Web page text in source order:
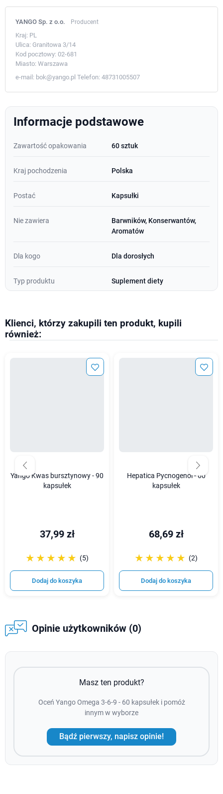
YANGO Sp. z o.o. Producent
Kraj: PL
Ulica: Granitowa 3/14
Kod pocztowy: 02-681
Miasto: Warszawa
e-mail: bok@yango.pl Telefon: 48731005507
Informacje podstawowe
Zawartość opakowania 60 sztuk
Kraj pochodzenia Polska
Postać Kapsułki
Nie zawiera
Barwników, Konserwantów,
Aromatów
Dla kogo Dla dorosłych
Typ produktu Suplement diety
Klienci, którzy zakupili ten produkt, kupili
również:
Yango Kwas bursztynowy - 90
kapsułek
37,99 zł
☆☆☆☆☆
★★★★★ (5)
Dodaj do koszyka
Hepatica Pycnogenol - 60
kapsułek
68,69 zł
☆☆☆☆☆
★★★★★ (2)
Dodaj do koszyka
Opinie użytkowników (0)
Masz ten produkt?
Oceń Yango Omega 3-6-9 - 60 kapsułek i pomóż
innym w wyborze
Bądź pierwszy, napisz opinie!